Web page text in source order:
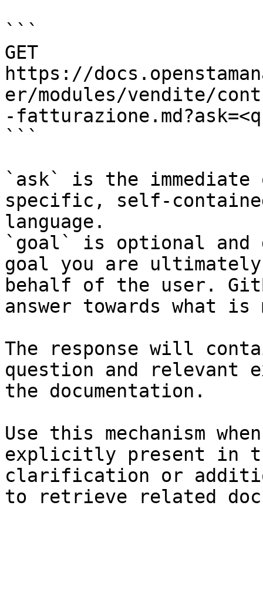
```
GET
https://
er/modules/vendite/
-
```
`ask` is the
specific, self-
language.
`goal` is optional and
goal you are
behalf of the user.
answer towards what
The response will
question and relevant
the documentation.
Use this mechanism
explicitly present in
clarification or